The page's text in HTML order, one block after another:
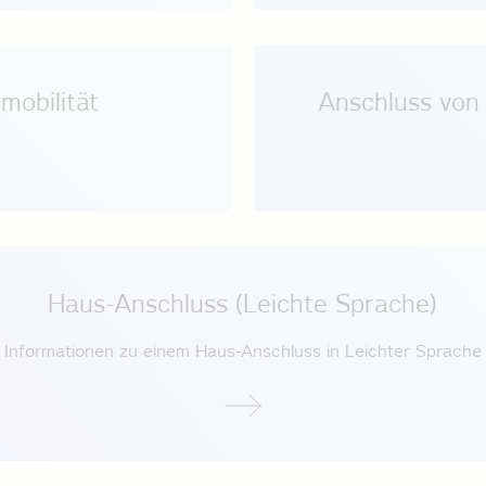
Anschluss
Haus-Anschluss (Leichte Sprache)
Informationen zu einem Haus-Anschluss in Leichter Sprache